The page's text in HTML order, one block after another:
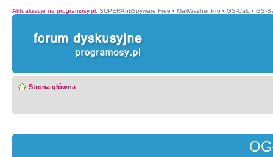
Aktualizacje na programosy.pl: SUPERAntiSpyware Free • MailWasher Pro • GS-Calc • GS-
Strona główna